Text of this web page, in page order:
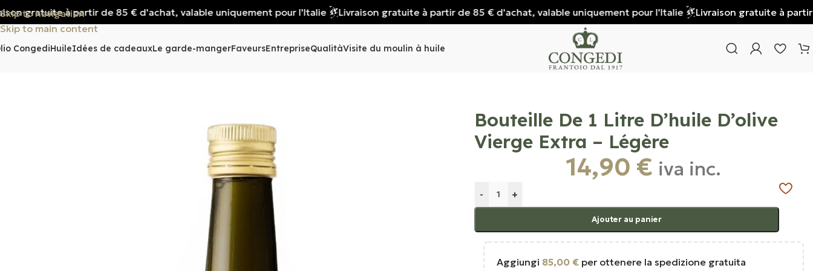
Skip to navigation
Skip to main content
à partir de 85 € d'achat, valable uniquement pour l'Italie Livraison gratuite à partir de 85 € d'achat, valable uniquement pour l'Italie Livraison gratuite à partir de
CongediHuileIdées de cadeauxLe garde-mangerFaveursEntrepriseQualitàVisite du moulin à huile
Bouteille De 1 Litre D’huile D’olive
Vierge Extra – Légère
14,90 € iva inc.
- +
Ajouter au panier
Aggiungi 85,00 €per ottenere la spedizione gratuita